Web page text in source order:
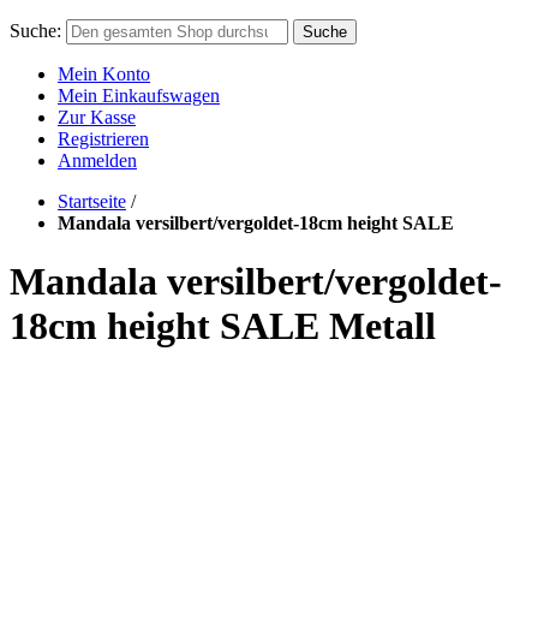
Suche: Suche
Mein Konto
Mein Einkaufswagen
Zur Kasse
Registrieren
Anmelden
Startseite /
Mandala versilbert/vergoldet-18cm height SALE
Mandala versilbert/vergoldet-
18cm height SALE Metall